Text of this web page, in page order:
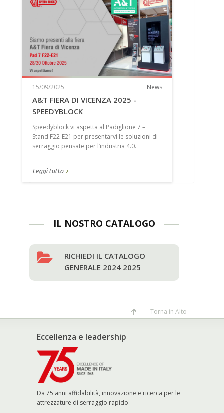
15/09/2025 News
A&T FIERA DI VICENZA 2025 -
SPEEDYBLOCK
Speedyblock vi aspetta al Padiglione 7 –
Stand F22-E21 per presentarvi le soluzioni di
serraggio pensate per l’industria 4.0.
Leggi tutto
IL NOSTRO CATALOGO
RICHIEDI IL CATALOGO
GENERALE 2024 2025
Eccellenza e leadership
Da 75 anni affidabilità, innovazione e ricerca per le
attrezzature di serraggio rapido
Torna in Alto